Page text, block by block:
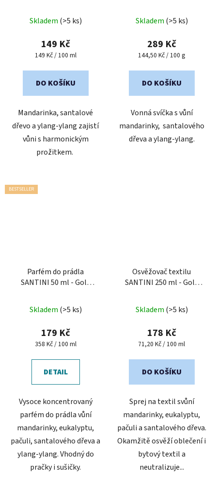
Skladem (>5 ks)
149 Kč
Měrná
149 Kč / 100 ml
DO KOŠÍKU
Mandarinka, santalové
dřevo a ylang-ylang zajistí
vůni s harmonickým
prožitkem.
Skladem (>5 ks)
289 Kč
Měrná
144,50 Kč / 100 g
DO KOŠÍKU
Vonná svíčka s vůní
mandarinky, santalového
dřeva a ylang-ylang.
BESTSELLER
Parfém do prádla
SANTINI 50 ml - Gold
Skladem (>5 ks)
179 Kč
Měrná
358 Kč / 100 ml
DETAIL
Vysoce koncentrovaný
parfém do prádla vůní
mandarinky, eukalyptu,
pačuli, santalového dřeva a
ylang-ylang. Vhodný do
pračky i sušičky.
Osvěžovač textilu
SANTINI 250 ml - Gold
hodnocení
produktu
je
z
Skladem (>5 ks)
178 Kč
Měrná
71,20 Kč / 100 ml
DO KOŠÍKU
Sprej na textil svůní
mandarinky, eukalyptu,
pačuli a santalového dřeva.
Okamžitě osvěží oblečení i
bytový textil a
neutralizuje...